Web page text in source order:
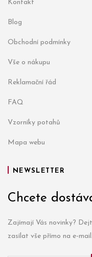
Kontakt
Blog
Obchodní podmínky
Vše o nákupu
Reklamační řád
FAQ
Vzorníky potahů
Mapa webu
NEWSLETTER
Chcete
Zajímají Vás novinky?
zasílat vše přímo na e-mail.